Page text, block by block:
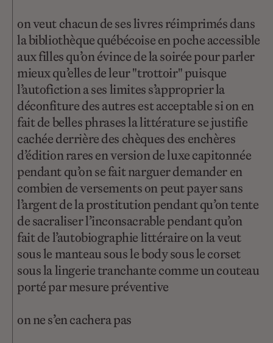
on veut chacun de ses livres réimprimés dans
la bibliothèque québécoise en poche accessible
aux filles qu’on évince de la soirée pour parler
mieux qu’elles de leur "trottoir" puisque
l’autofiction a ses limites s’approprier la
déconfiture des autres est acceptable si on en
fait de belles phrases la littérature se justifie
cachée derrière des chèques des enchères
d’édition rares en version de luxe capitonnée
pendant qu’on se fait narguer demander en
combien de versements on peut payer sans
l’argent de la prostitution pendant qu’on tente
de sacraliser l’inconsacrable pendant qu’on
fait de l’autobiographie littéraire on la veut
sous le manteau sous le body sous le corset
sous la lingerie tranchante comme un couteau
porté par mesure préventive
on ne s’en cachera pas